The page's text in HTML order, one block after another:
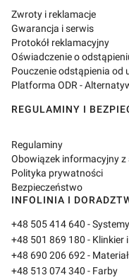
Zwroty i reklamacje
Gwarancja i serwis
Protokół reklamacyjny
Oświadczenie o
Pouczenie odstąpienia od
Platforma ODR -
REGULAMINY I
Regulaminy
Obowiązek informacyjny z
Polityka prywatności
Bezpieczeństwo
INFOLINIA I
+48 505 414 640 -
+48 501 869 180 - Klinkier
+48 690 206 692 -
+48 513 074 340 - Farby